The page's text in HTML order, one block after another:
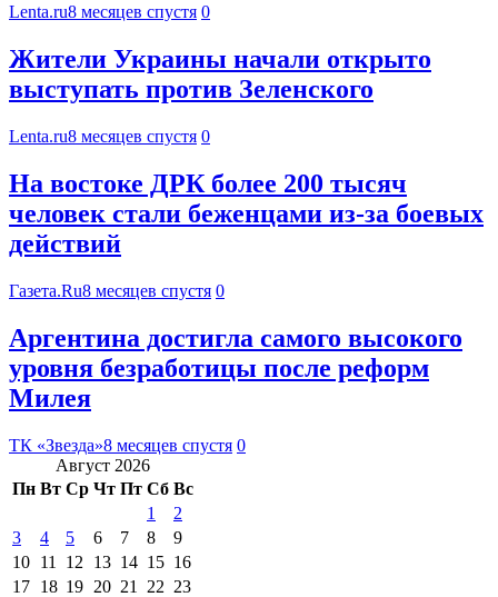
Lenta.ru8 месяцев спустя 0
Жители Украины начали открыто
выступать против Зеленского
Lenta.ru8 месяцев спустя 0
На востоке ДРК более 200 тысяч
человек стали беженцами из-за боевых
действий
Газета.Ru8 месяцев спустя 0
Аргентина достигла самого высокого
уровня безработицы после реформ
Милея
ТК «Звезда»8 месяцев спустя 0
Август 2026
Пн Вт Ср Чт Пт Сб Вс
1
2
3
4 5 6 7 8
9
10 11 12 13 14 15 16
17 18 19 20 21 22 23